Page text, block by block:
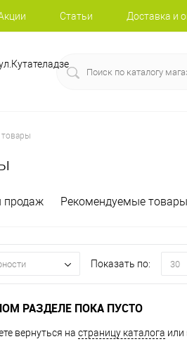
Статьи Доставка и
продаж Рекомендуемые товары
Показать по: 30
РАЗДЕЛЕ ПОКА ПУСТО
вернуться на страницу каталога или